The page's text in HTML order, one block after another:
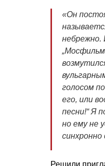
«Он
небрежно.
голосом
его, или
песни!“ Я
но ему не
синхронно